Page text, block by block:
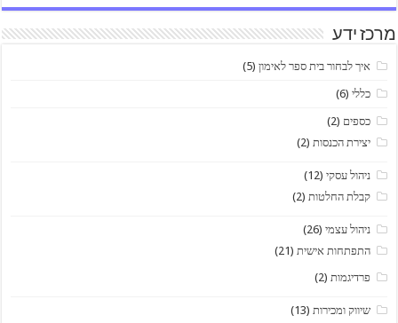
מרכז ידע
איך לבחור בית ספר לאימון (5)
כללי (6)
כספים (2)
יצירת הכנסות (2)
ניהול עסקי (12)
קבלת החלטות (2)
ניהול עצמי (26)
התפתחות אישית (21)
פרדיגמות (2)
שיווק ומכירות (13)